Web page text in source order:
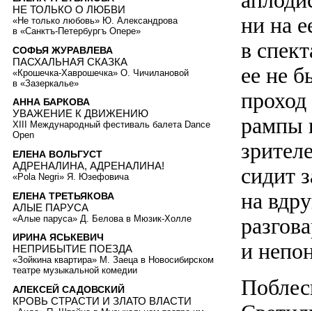
ни на
в
ее не
рампы
сидит
на
и
НЕ ТОЛЬКО О ЛЮБВИ
«Не только любовь» Ю. Александрова
в «Санктъ-Петербургъ Опере»
СОФЬЯ ЖУРАВЛЕВА
ПАСХАЛЬНАЯ СКАЗКА
«Крошечка-Хаврошечка» О. Чичилановой
в «Зазеркалье»
АННА БАРКОВА
УВАЖЕНИЕ К ДВИЖЕНИЮ
XIII Международный фестиваль балета Dance
Open
ЕЛЕНА ВОЛЬГУСТ
АДРЕНАЛИНА, АДРЕНАЛИНА!
«Pola Negri» Я. Юзефовича
ЕЛЕНА ТРЕТЬЯКОВА
АЛЫЕ ПАРУСА
«Алые паруса» Д. Белова в Мюзик-Холле
ИРИНА ЯСЬКЕВИЧ
НЕПРИБЫТИЕ ПОЕЗДА
«Зойкина квартира» М. Заеца в Новосибирском
театре музыкальной комедии
АЛЕКСЕЙ САДОВСКИЙ
КРОВЬ СТРАСТИ И ЗЛАТО ВЛАСТИ